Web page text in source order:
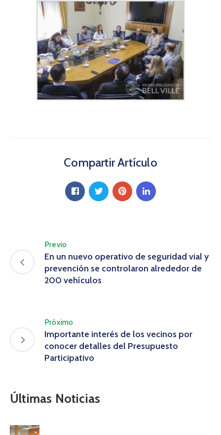
Compartir Artículo
Previo
En un nuevo operativo de seguridad vial y
prevención se controlaron alrededor de
200 vehículos
Próximo
Importante interés de los vecinos por
conocer detalles del Presupuesto
Participativo
Últimas Noticias